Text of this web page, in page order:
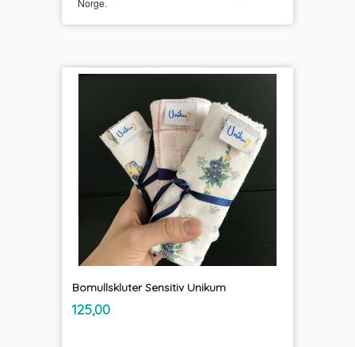
Norge.
Bomullskluter Sensitiv Unikum
Pris
125,00mva.